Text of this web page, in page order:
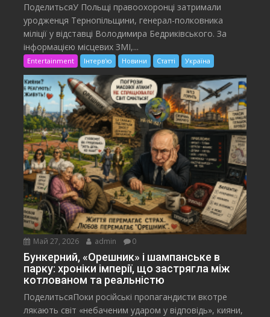
ПоделитьсяУ Польщі правоохоронці затримали
уродженця Тернопільщини, генерал-полковника
міліції у відставці Володимира Бедриківського. За
інформацією місцевих ЗМІ,...
Entertainment Інтерв'ю Новини Статті Україна
Май 27, 2026 admin 0
Бункерний, «Орешник» і шампанське в
парку: хроніки імперії, що застрягла між
котлованом та реальністю
ПоделитьсяПоки російські пропагандисти вкотре
лякають світ «небаченим ударом у відповідь», кияни,